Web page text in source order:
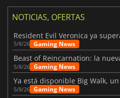
NOTICIAS, OFERTAS
5/8/26 Gaming News
5/8/26 Gaming News
5/8/26 Gaming News